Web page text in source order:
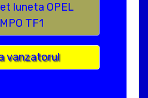
luneta OPEL
TF1
vanzatorul